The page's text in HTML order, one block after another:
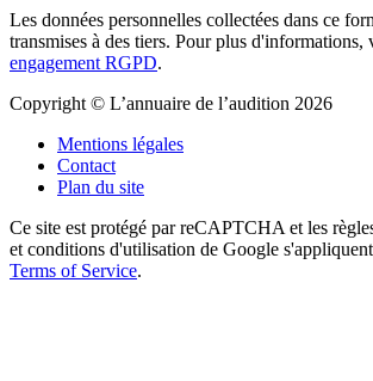
Les données personnelles collectées dans ce
transmises à des tiers. Pour plus d'informations,
engagement RGPD.
Copyright © L’annuaire de l’audition 2026
Mentions légales
Contact
Plan du site
Ce site est protégé par reCAPTCHA et les
et conditions d'utilisation de Google
Terms of Service.